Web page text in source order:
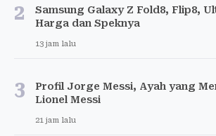
2
Samsung Galaxy Z Fold8, Flip8,
Harga dan Speknya
13 jam lalu
3
Profil Jorge Messi, Ayah yang
Lionel Messi
21 jam lalu